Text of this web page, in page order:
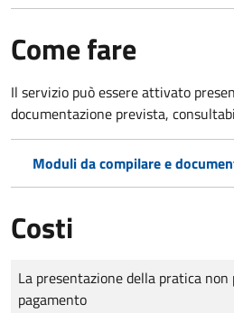
Come fare
Il servizio può essere attivato
documentazione prevista,
Moduli da compilare e
Costi
Tipo di pagamento
Importo
La presentazione della pratica non
pagamento